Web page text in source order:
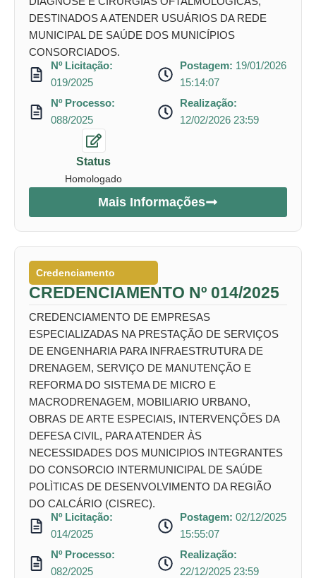
DESTINADOS A ATENDER USUÁRIOS DA REDE
MUNICIPAL DE SAÚDE DOS MUNICÍPIOS
CONSORCIADOS.
Nº Licitação:
019/2025
Nº Processo:
088/2025
Postagem: 19/01/2026
15:14:07
Realização:
12/02/2026 23:59
Status
Homologado
Mais Informações
Credenciamento
CREDENCIAMENTO Nº 014/2025
CREDENCIAMENTO DE EMPRESAS
ESPECIALIZADAS NA PRESTAÇÃO DE SERVIÇOS
DE ENGENHARIA PARA INFRAESTRUTURA DE
DRENAGEM, SERVIÇO DE MANUTENÇÃO E
REFORMA DO SISTEMA DE MICRO E
MACRODRENAGEM, MOBILIARIO URBANO,
OBRAS DE ARTE ESPECIAIS, INTERVENÇÕES DA
DEFESA CIVIL, PARA ATENDER ÀS
NECESSIDADES DOS MUNICIPIOS INTEGRANTES
DO CONSORCIO INTERMUNICIPAL DE SAÚDE
POLÌTICAS DE DESENVOLVIMENTO DA REGIÃO
DO CALCÁRIO (CISREC).
Nº Licitação:
014/2025
Nº Processo:
082/2025
Postagem: 02/12/2025
15:55:07
Realização:
22/12/2025 23:59